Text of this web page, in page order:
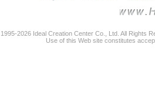
2026 Ideal Creation Center Co., Ltd. All Rights
Use of this Web site constitutes